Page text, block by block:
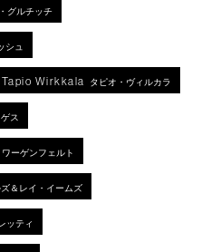
グルチッチ
シュ
Tapio Wirkkala タピオ・ヴィルカラ
ス
ーゲンフェルト
＆レイ・イームズ
ッティ